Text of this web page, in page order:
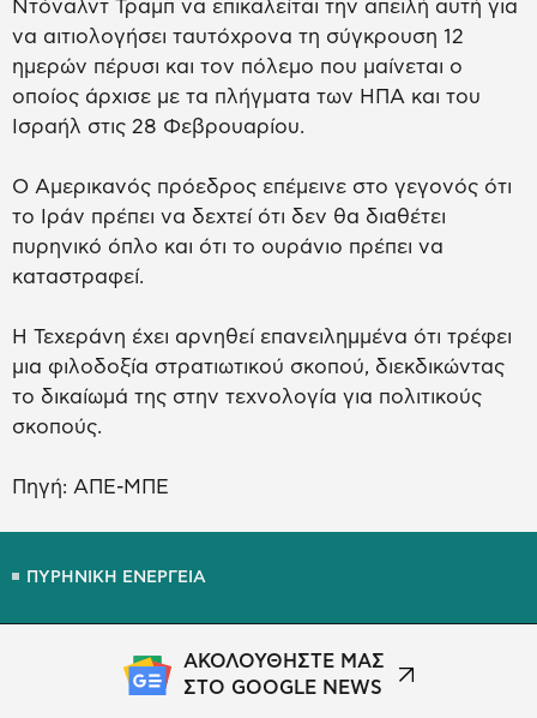
Ντόναλντ Τραμπ να επικαλείται την απειλή αυτή για
να αιτιολογήσει ταυτόχρονα τη σύγκρουση 12
ημερών πέρυσι και τον πόλεμο που μαίνεται ο
οποίος άρχισε με τα πλήγματα των ΗΠΑ και του
Ισραήλ στις 28 Φεβρουαρίου.
Ο Αμερικανός πρόεδρος επέμεινε στο γεγονός ότι
το Ιράν πρέπει να δεχτεί ότι δεν θα διαθέτει
πυρηνικό όπλο και ότι το ουράνιο πρέπει να
καταστραφεί.
Η Τεχεράνη έχει αρνηθεί επανειλημμένα ότι τρέφει
μια φιλοδοξία στρατιωτικού σκοπού, διεκδικώντας
το δικαίωμά της στην τεχνολογία για πολιτικούς
σκοπούς.
Πηγή: ΑΠΕ-ΜΠΕ
ΠΥΡΗΝΙΚΗ ΕΝΕΡΓΕΙΑ
ΑΚΟΛΟΥΘΗΣΤΕ ΜΑΣ
ΣΤΟ GOOGLE NEWS